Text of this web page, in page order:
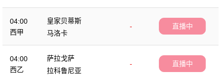
04:00
西甲
皇家贝蒂斯
-
马洛卡
直播中
04:00
西乙
萨拉戈萨
-
拉科鲁尼亚
直播中